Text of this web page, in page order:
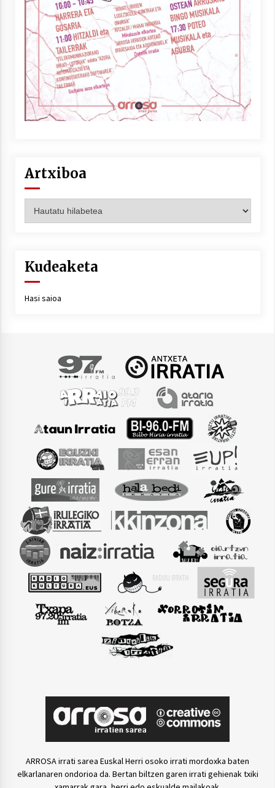
Artxiboa
Kudeaketa
Hasi saioa
ARROSA irrati sarea Euskal Herri osoko irrati mordoxka baten
elkarlanaren ondorioa da. Bertan biltzen garen irrati gehienak txiki